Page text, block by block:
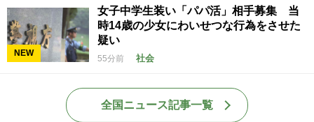
NEW
女子中学生装い「パパ活」相手募集 当
時14歳の少女にわいせつな行為をさせた
疑い
55分前 社会
全国ニュース記事一覧